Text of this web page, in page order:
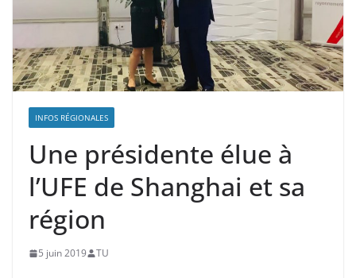
INFOS RÉGIONALES
Une présidente élue à
l’UFE de Shanghai et sa
région
5 juin 2019 TU